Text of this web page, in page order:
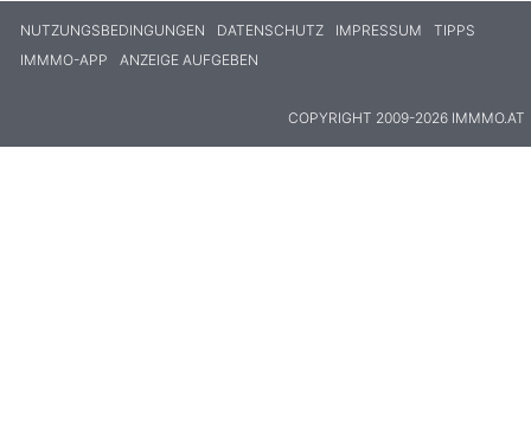
NUTZUNGSBEDINGUNGEN DATENSCHUTZ IMPRESSUM
TIPPS
IMMMO-APP
ANZEIGE AUFGEBEN
COPYRIGHT 2009-2026 IMMMO.AT